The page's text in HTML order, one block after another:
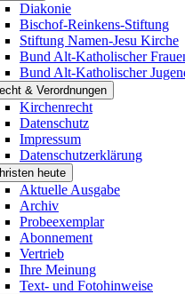
Diakonie
Bischof-Reinkens-Stiftung
Stiftung Namen-Jesu Kirche
Bund Alt-Katholischer
Bund Alt-Katholischer
& Verordnungen
Kirchenrecht
Datenschutz
Impressum
Datenschutzerklärung
heute
Aktuelle Ausgabe
Archiv
Probeexemplar
Abonnement
Vertrieb
Ihre Meinung
Text- und Fotohinweise